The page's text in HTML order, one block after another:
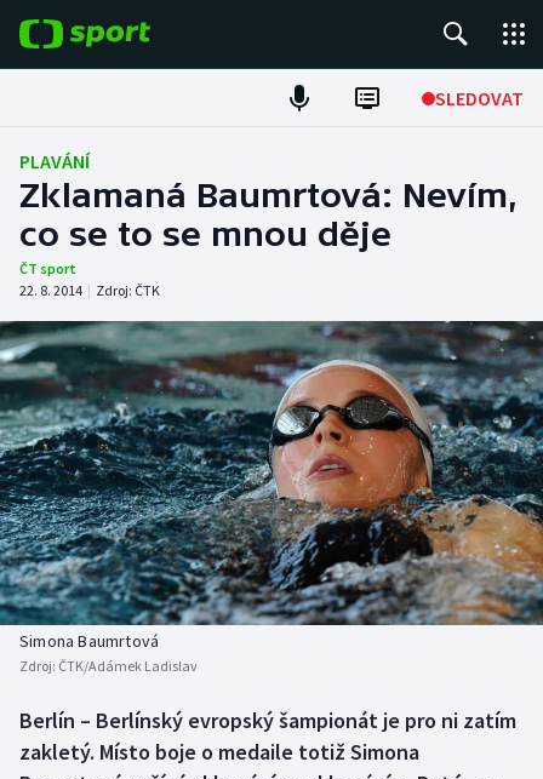
SLEDOVAT
ME v atletice
ME v plavání
Fotbal
Hokej
Tenis
DALŠÍ SPORTY
Americký fotbal
Atletika
Baseball a softbal
Basketbal
Biatlon
NEPŘEHLÉDNĚTE
Soutěže
Historické návraty
Aplikace ČT sport
AZ kvíz
PLAVÁNÍ
Zklamaná Baumrtová: Nevím,
co se to se mnou děje
ČT sport
22. 8. 2014 | Zdroj: ČTK
Simona Baumrtová
Zdroj: ČTK/Adámek Ladislav
Berlín – Berlínský evropský šampionát je pro ni zatím
zakletý. Místo boje o medaile totiž Simona